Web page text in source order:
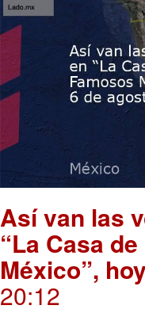
Así van las
“La Casa
México”,
20:12